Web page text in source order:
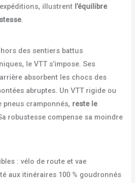
illustrent l’équilibre
.
hors des sentiers battus
le VTT s’impose. Ses
absorbent les chocs des
abruptes. Un VTT rigide ou
pneus cramponnés, reste le
robustesse compense sa moindre
: vélo de route et vae
aux itinéraires 100 % goudronnés